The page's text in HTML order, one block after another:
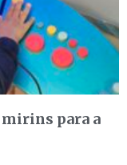
mirins para a